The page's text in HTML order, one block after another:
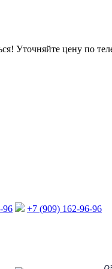
Уточняйте цену по
96
+7 (909) 162-96-96